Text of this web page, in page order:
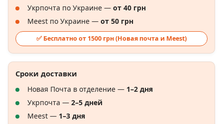
Укрпочта по Украине — от 40 грн
Meest по Украине — от 50 грн
✅ Бесплатно от 1500 грн (Новая почта и Meest)
Сроки доставки
Новая Почта в отделение — 1–2 дня
Укрпочта — 2–5 дней
Meest — 1–3 дня